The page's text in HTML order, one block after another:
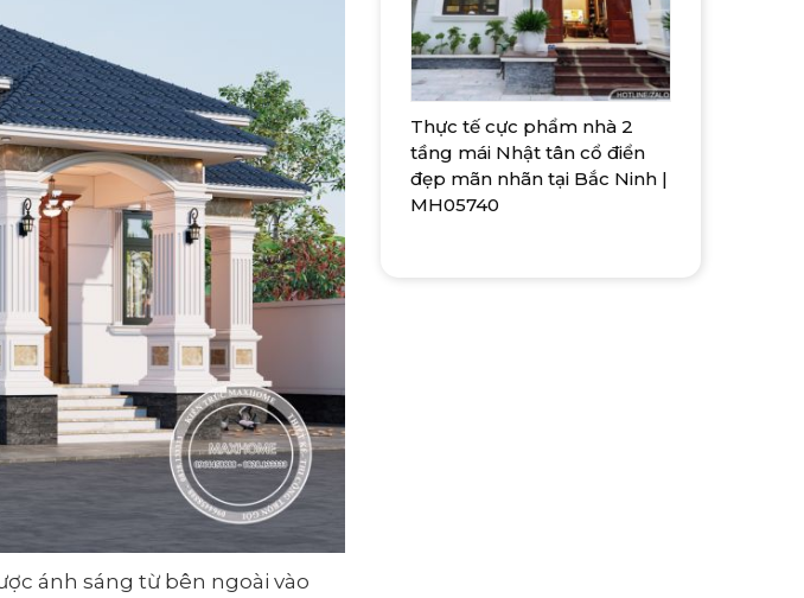
ánh sáng từ bên ngoài vào
Thực tế cực phẩm nhà 2
tầng mái Nhật tân cổ điển
đẹp mãn nhãn tại Bắc Ninh |
MH05740